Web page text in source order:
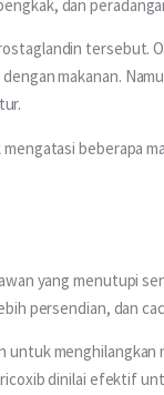
dan
tersebut.
makanan.
beberapa
yang menutupi
persendian, dan
untuk
dinilai efektif